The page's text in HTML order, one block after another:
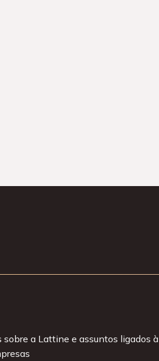
sobre a Lattine e assuntos ligados à